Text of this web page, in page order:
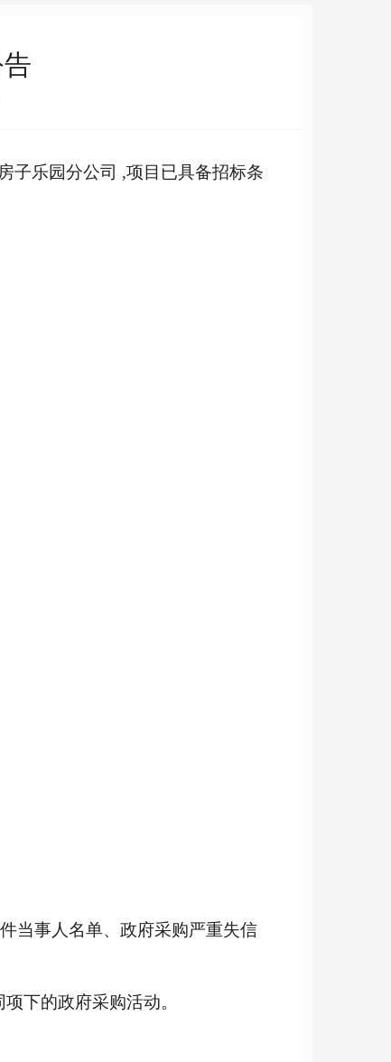
子乐园分公司 ,项目已具备招标条
当事人名单、政府采购严重失信
下的政府采购活动。